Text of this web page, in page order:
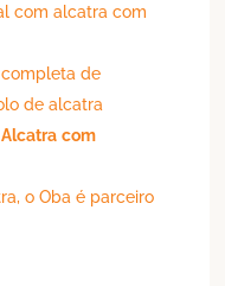
com alcatra com
completa de
de alcatra
Alcatra com
o Oba é parceiro